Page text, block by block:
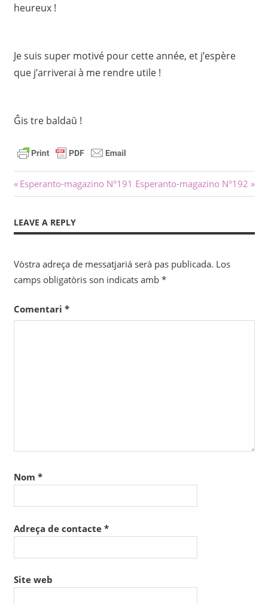
heureux !
Je suis super motivé pour cette année, et j’espère
que j’arriverai à me rendre utile !
Ĝis tre baldaŭ !
Navigacion
articles
Previous
Post:
Esperanto-magazino N°191 Next
Post:
Esperanto-magazino N°192
LEAVE A REPLY
Vòstra adreça de messatjariá serà pas publicada. Los
camps obligatòris son indicats amb *
Comentari *
Nom *
Adreça de contacte *
Site web